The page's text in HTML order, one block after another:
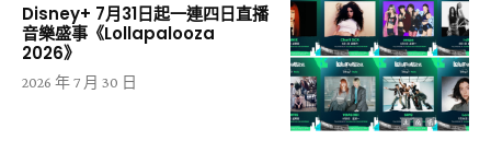
Disney+ 7月31日起一連四日直播
音樂盛事《Lollapalooza
2026》
2026 年 7 月 30 日